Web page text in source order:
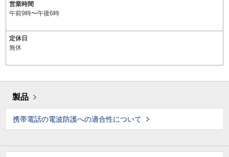
営業時間
午前9時〜午後6時
定休日
無休
製品
携帯電話の電波防護への適合性について